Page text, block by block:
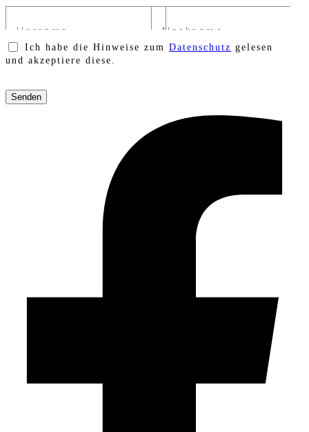
Ich habe die Hinweise zum Datenschutz gelesen
und akzeptiere diese.
lasse